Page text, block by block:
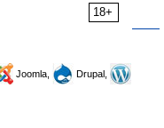
18+
Joomla,
Drupal,